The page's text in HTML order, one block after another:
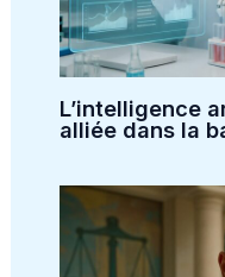
L’intelligence
alliée dans la